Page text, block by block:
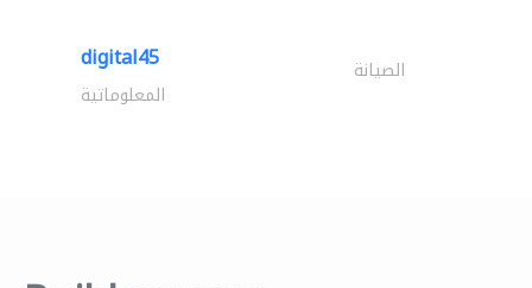
digital45 الصيانة
المعلوماتية